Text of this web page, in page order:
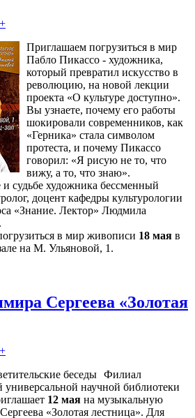
Приглашаем погрузиться в мир
Пабло Пикассо - художника,
который превратил искусство в
революцию, на новой лекции
проекта «О культуре доступно».
Вы узнаете, почему его работы
шокировали современников, как
«Герника» стала символом
протеста, и почему Пикассо
говорил: «Я рисую не то, что
вижу, а то, что знаю».
и судьбе художника бессменный
доцент кафедры культурологии
«Знание. Лектор» Людмила
в мир живописи 18 мая в
на М. Ульяновой, 1.
Сергеева «Золотая
Филиал
универсальной научной библиотеки
12 мая на музыкальную
«Золотая лестница». Для